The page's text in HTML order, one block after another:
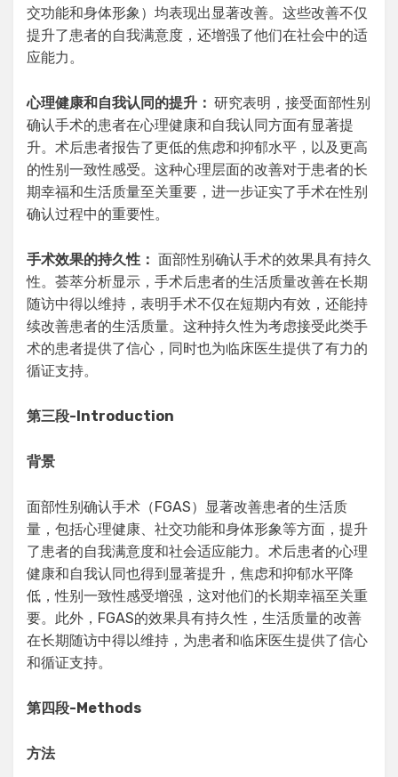
交功能和身体形象）均表现出显著改善。这些改善不仅
提升了患者的自我满意度，还增强了他们在社会中的适
应能力。
心理健康和自我认同的提升 ： 研究表明，接受面部性别
确认手术的患者在心理健康和自我认同方面有显著提
升。术后患者报告了更低的焦虑和抑郁水平，以及更高
的性别一致性感受。这种心理层面的改善对于患者的长
期幸福和生活质量至关重要，进一步证实了手术在性别
确认过程中的重要性。
手术效果的持久性 ： 面部性别确认手术的效果具有持久
性。荟萃分析显示，手术后患者的生活质量改善在长期
随访中得以维持，表明手术不仅在短期内有效，还能持
续改善患者的生活质量。这种持久性为考虑接受此类手
术的患者提供了信心，同时也为临床医生提供了有力的
循证支持。
第三段-Introduction
背景
面部性别确认手术（FGAS）显著改善患者的生活质
量，包括心理健康、社交功能和身体形象等方面，提升
了患者的自我满意度和社会适应能力。术后患者的心理
健康和自我认同也得到显著提升，焦虑和抑郁水平降
低，性别一致性感受增强，这对他们的长期幸福至关重
要。此外，FGAS的效果具有持久性，生活质量的改善
在长期随访中得以维持，为患者和临床医生提供了信心
和循证支持。
第四段-Methods
方法